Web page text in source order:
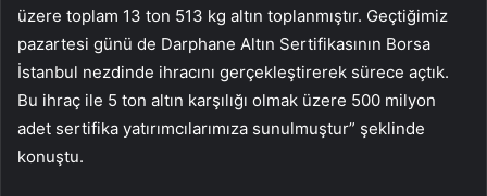
üzere toplam 13 ton 513 kg altın toplanmıştır. Geçtiğimiz
pazartesi günü de Darphane Altın Sertifikasının Borsa
İstanbul nezdinde ihracını gerçekleştirerek sürece açtık.
Bu ihraç ile 5 ton altın karşılığı olmak üzere 500 milyon
adet sertifika yatırımcılarımıza sunulmuştur” şeklinde
konuştu.